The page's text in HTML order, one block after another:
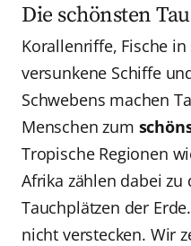
Die schönsten
Korallenriffe, Fische
versunkene Schiffe
Schwebens machen
Menschen zum
Tropische Regionen
Afrika zählen dabei
Tauchplätzen der
nicht verstecken. Wir